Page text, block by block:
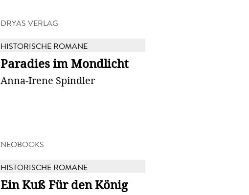
DRYAS VERLAG
HISTORISCHE ROMANE
Paradies im Mondlicht
Anna-Irene Spindler
NEOBOOKS
HISTORISCHE ROMANE
Ein Kuß Für den König